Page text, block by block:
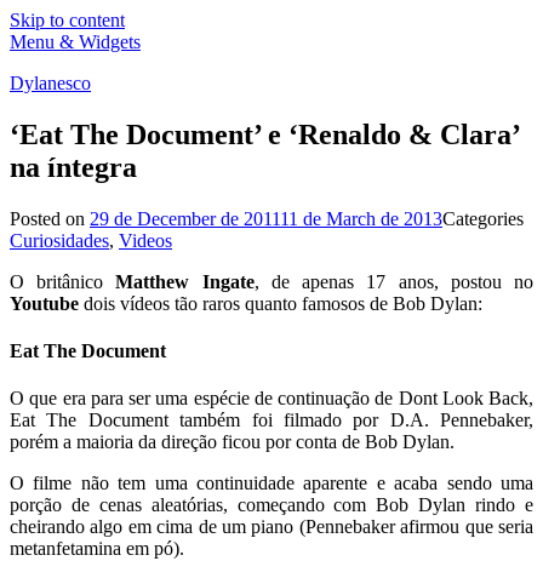
Skip to content
Menu & Widgets
Dylanesco
‘Eat The Document’ e ‘Renaldo & Clara’
na íntegra
Posted on 29 de December de 201111 de March de 2013Categories
Curiosidades, Videos
O britânicoMatthew Ingate, de apenas 17 anos, postou no
Youtube dois vídeos tão raros quanto famosos de Bob Dylan:
Eat The Document
O que era para ser uma espécie de continuação de Dont Look Back,
Eat The Document também foi filmado por D.A. Pennebaker,
porém a maioria da direção ficou por conta de Bob Dylan.
O filme não tem uma continuidade aparente e acaba sendo uma
porção de cenas aleatórias, começando com Bob Dylan rindo e
cheirando algo em cima de um piano (Pennebaker afirmou que seria
metanfetamina em pó).